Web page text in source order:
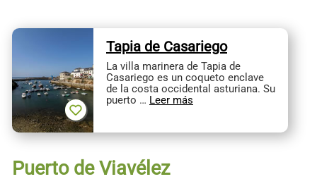
Tapia de Casariego
La villa marinera de Tapia de
Casariego es un coqueto enclave
de la costa occidental asturiana. Su
puerto … Leer más
Puerto de Viavélez